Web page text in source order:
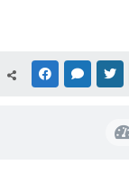
FACEBOOK